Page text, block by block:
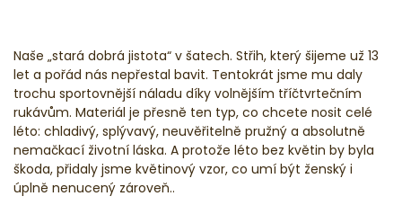
Naše „stará dobrá jistota“ v šatech. Střih, který šijeme už 13
let a pořád nás nepřestal bavit. Tentokrát jsme mu daly
trochu sportovnější náladu díky volnějším tříčtvrtečním
rukávům. Materiál je přesně ten typ, co chcete nosit celé
léto: chladivý, splývavý, neuvěřitelně pružný a absolutně
nemačkací životní láska. A protože léto bez květin by byla
škoda, přidaly jsme květinový vzor, co umí být ženský i
úplně nenucený zároveň..